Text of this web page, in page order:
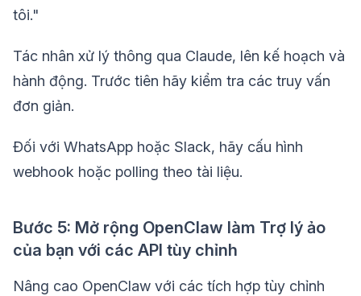
tôi."
Tác nhân xử lý thông qua Claude, lên kế hoạch và
hành động. Trước tiên hãy kiểm tra các truy vấn
đơn giản.
Đối với WhatsApp hoặc Slack, hãy cấu hình
webhook hoặc polling theo tài liệu.
Bước 5: Mở rộng OpenClaw làm Trợ lý ảo
của bạn với các API tùy chỉnh
Nâng cao OpenClaw với các tích hợp tùy chỉnh